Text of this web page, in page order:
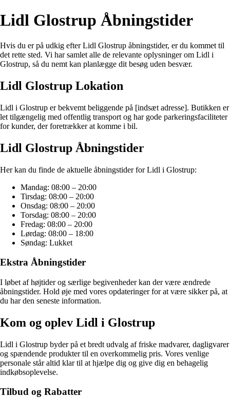
Lidl Glostrup Åbningstider
Hvis du er på udkig efter Lidl Glostrup åbningstider, er du kommet til
det rette sted. Vi har samlet alle de relevante oplysninger om Lidl i
Glostrup, så du nemt kan planlægge dit besøg uden besvær.
Lidl Glostrup Lokation
Lidl i Glostrup er bekvemt beliggende på [indsæt adresse]. Butikken er
let tilgængelig med offentlig transport og har gode parkeringsfaciliteter
for kunder, der foretrækker at komme i bil.
Lidl Glostrup Åbningstider
Her kan du finde de aktuelle åbningstider for Lidl i Glostrup:
Mandag: 08:00 – 20:00
Tirsdag: 08:00 – 20:00
Onsdag: 08:00 – 20:00
Torsdag: 08:00 – 20:00
Fredag: 08:00 – 20:00
Lørdag: 08:00 – 18:00
Søndag: Lukket
Ekstra Åbningstider
I løbet af højtider og særlige begivenheder kan der være ændrede
åbningstider. Hold øje med vores opdateringer for at være sikker på, at
du har den seneste information.
Kom og oplev Lidl i Glostrup
Lidl i Glostrup byder på et bredt udvalg af friske madvarer, dagligvarer
og spændende produkter til en overkommelig pris. Vores venlige
personale står altid klar til at hjælpe dig og give dig en behagelig
indkøbsoplevelse.
Tilbud og Rabatter